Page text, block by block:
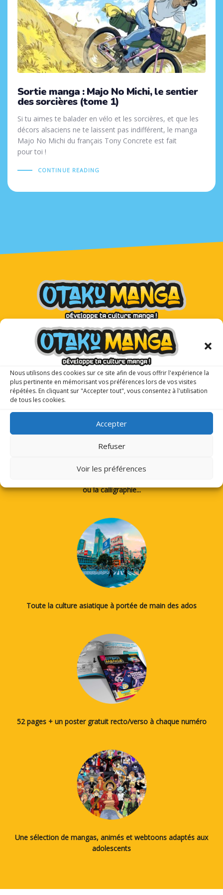
Nous utilisons des cookies sur ce site afin de vous offrir l'expérience la
plus pertinente en mémorisant vos préférences lors de vos visites
répétées. En cliquant sur "Accepter tout", vous consentez à l'utilisation
de tous les cookies.
Accepter
Refuser
Voir les préférences
Sortie manga : Majo No Michi, le sentier
des sorcières (tome 1)
Si tu aimes te balader en vélo et les sorcières, et que les
décors alsaciens ne te laissent pas indifférent, le manga
Majo No Michi du français Tony Concrete est fait
pour toi !
CONTINUE READING
Otaku Manga : le premier
magazine manga pour les ados !
ou la calligraphie...
Toute la culture asiatique à portée de main des ados
52 pages + un poster gratuit recto/verso à chaque numéro
Une sélection de mangas, animés et webtoons adaptés aux
adolescents